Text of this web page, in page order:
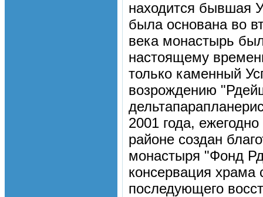
находится бывшая
была основана во
века монастырь
настоящему
только каменный
возрождению
2001 года,
районе создан
монастыря "Фонд
консервация храма
последующего